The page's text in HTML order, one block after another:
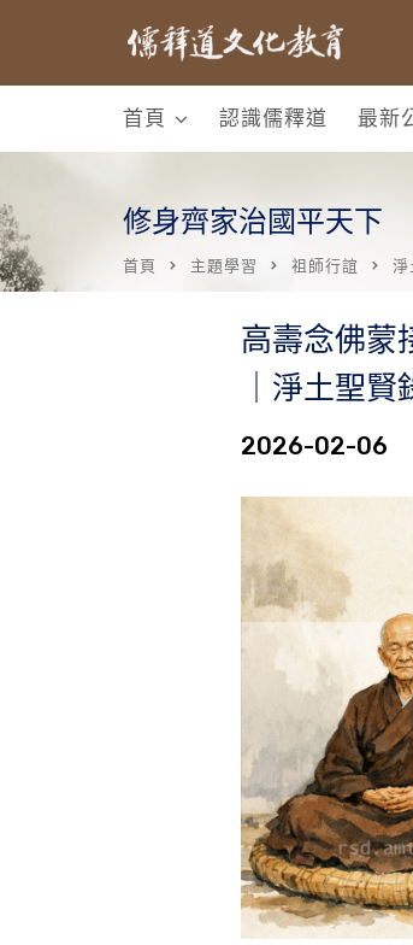
首頁 認識儒釋道 最新
修身齊家治國平天下
首頁 主題學習 祖師行誼
高壽念佛蒙
｜淨土聖
2026-02-06